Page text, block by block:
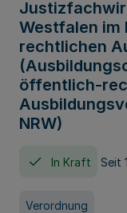
Westfalen im
rechtlichen
öffentlich-
NRW)
In Kraft Seit
Verordnung